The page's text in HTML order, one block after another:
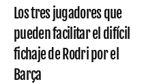
Los tres jugadores que
pueden facilitar el difícil
fichaje de Rodri por el
Barça